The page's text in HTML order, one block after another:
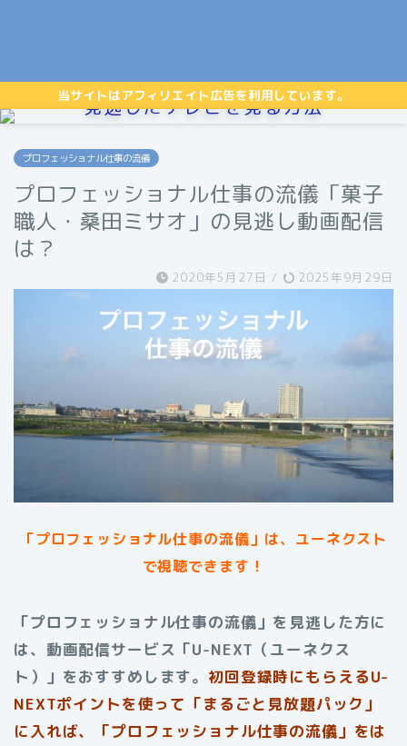
当サイトはアフィリエイト広告を利用しています。
見逃したテレビを見る方法
プロフェッショナル仕事の流儀
プロフェッショナル仕事の流儀「菓子
職人・桑田ミサオ」の見逃し動画配信
は？
2020年5月27日 / 2025年9月29日
「プロフェッショナル仕事の流儀」は、ユーネクスト
で視聴できます！
「プロフェッショナル仕事の流儀」を見逃した方に
は、動画配信サービス「U-NEXT（ユーネクス
ト）」をおすすめします。 初回登録時にもらえるU-
NEXTポイントを使って「まるごと見放題パック」
に入れば、「プロフェッショナル仕事の流儀」をは